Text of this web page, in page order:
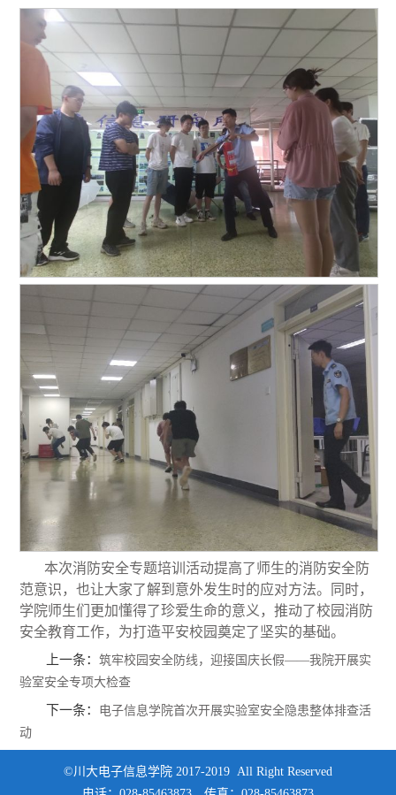
本次消防安全专题培训活动提高了师生的消防安全防
范意识，也让大家了解到意外发生时的应对方法。同时，
学院师生们更加懂得了珍爱生命的意义，推动了校园消防
安全教育工作，为打造平安校园奠定了坚实的基础。
上一条：筑牢校园安全防线，迎接国庆长假——我院开展实
验室安全专项大检查
下一条： 电子信息学院首次开展实验室安全隐患整体排查活
动
©川大电子信息学院 2017-2019 All Right Reserved